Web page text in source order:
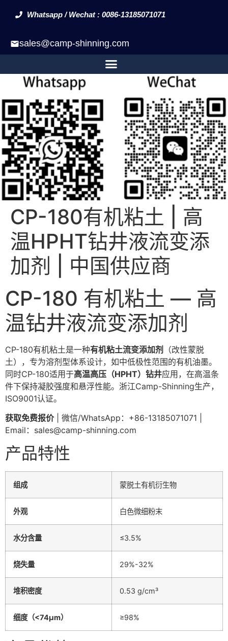
Whatsapp / Wechat : 0086-13185071071
sales@camp-shinning.com
CP-180有机粘土 | 高
温HPHT钻井液流变添
加剂 | 中国供应商
CP-180 有机粘土 — 高
温钻井液流变添加剂
CP-180有机粘土是一种有机粘土流变添加剂
（改性蒙脱
土），专为溶剂型体系设计，如中低极性范围的有机油墨。
同时CP-180适用于高温高压（HPHT）钻井应用，在高温条
件下保持凝胶强度和悬浮性能。浙江Camp-Shinning生产，
ISO9001认证。
获取免费报价| 微信/WhatsApp：+86-13185071071 |
Email： sales@camp-shinning.com
产品特性
组成 蒙脱土有机衍生物
外观 白色微细粉末
水分含量 ≤3.5%
烧失量 29%-32%
堆积密度 0.53 g/cm³
细度（<74μm） ≥98%